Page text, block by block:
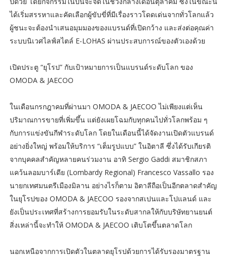
ได้เริ่มสรรหาและคัดเลือกผู้ขับขี่ที่มีเรื่องราวโดดเด่นจากทั่วโลกแล้ว
ผู้ชนะจะต้องนำเสนอมุมมองของแบรนด์ที่เปิดกว้าง และส่งต่อคุณค่า
ระบบนิเวศไลฟ์สไตล์ E-LOHAS ผ่านประสบการณ์ของตัวเองด้วย
เปิดประตู “ยุโรป” กับเป้าหมายการเป็นแบรนด์ระดับโลก ของ
OMODA & JAECOO
ในเดือนกรกฎาคมที่ผ่านมา OMODA & JAECOO ไม่เพียงแต่เห็น
ปริมาณการขายที่เพิ่มขึ้น แต่ยังเผยโฉมกับทุกคนไปทั่วโลกพร้อม ๆ
กับการแข่งขันกีฬาระดับโลก โดยในเดือนนี้ได้จัดงานเปิดตัวแบรนด์
อย่างยิ่งใหญ่ พร้อมให้บริการ “เต็มรูปแบบ” ในอิตาลี ซึ่งได้รับเกียรติ
จากบุคคลสำคัญหลายคนร่วมงาน อาทิ Sergio Gaddi สมาชิกสภา
แคว้นลอมบาร์เดีย (Lombardy Regional) Francesco Vassallo รอง
นายกเทศมนตรีเมืองมิลาน อย่างไรก็ตาม อิตาลีถือเป็นอีกตลาดสำคัญ
ในยุโรปของ OMODA & JAECOO รองจากสเปนและโปแลนด์ และ
ยังเป็นประเทศที่สร้างการยอมรับในระดับสากลให้กับบริษัทยานยนต์
สิ่งเหล่านี้จะทำให้ OMODA & JAECOO เติบโตขึ้นตลาดโลก
นอกเหนือจากการเปิดตัวในตลาดยุโรปด้วยการได้รับรองมาตรฐาน